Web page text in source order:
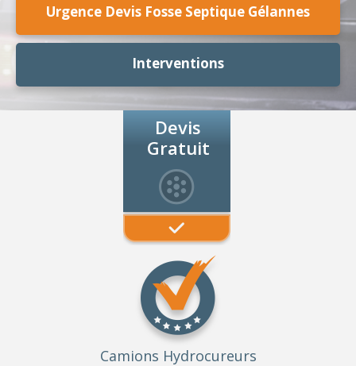
Urgence Devis Fosse Septique Gélannes
Interventions
Devis
Gratuit
Camions Hydrocureurs